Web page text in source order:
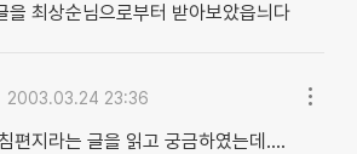
을 최상순님으로부터 받아보았읍늬다
2003.03.24 23:36
편지라는 글을 읽고 궁금하였는데....